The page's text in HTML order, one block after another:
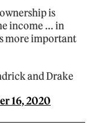
is
income … in
more important
and Drake
16, 2020